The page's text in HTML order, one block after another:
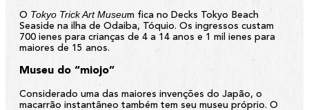
O Tokyo Trick Art Museum fica no Decks Tokyo Beach
Seaside na ilha de Odaiba, Tóquio. Os ingressos custam
700 ienes para crianças de 4 a 14 anos e 1 mil ienes para
maiores de 15 anos.
Museu do “miojo”
Considerado uma das maiores invenções do Japão, o
macarrão instantâneo também tem seu museu próprio. O